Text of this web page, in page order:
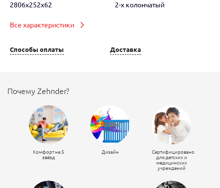
2806x252x62
2-х колончатый
Все характеристики
Способы оплаты Доставка
Почему Zehnder?
Комфорт на 5
звёзд
Дизайн
Сертифицировано
для детских и
медицинских
учреждений